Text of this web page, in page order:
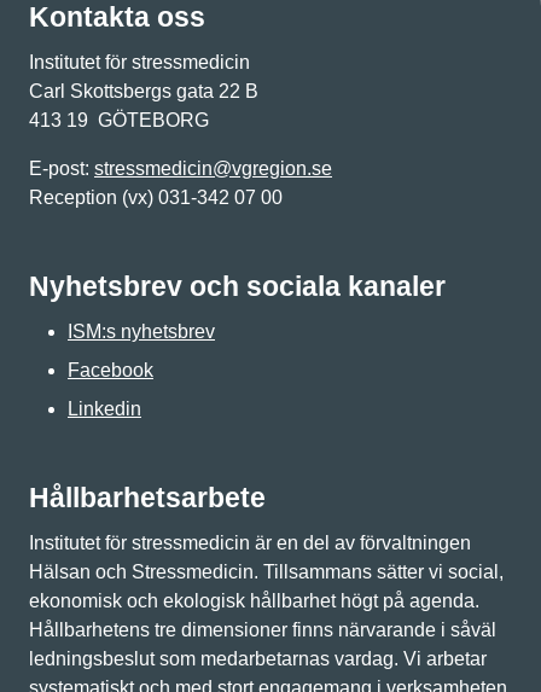
Kontakta oss
Institutet för stressmedicin
Carl Skottsbergs gata 22 B
413 19 GÖTEBORG
E-post: stressmedicin@vgregion.se
Reception (vx) 031-342 07 00
Nyhetsbrev och sociala kanaler
ISM:s nyhetsbrev
Facebook
Linkedin
Hållbarhetsarbete
Institutet för stressmedicin är en del av förvaltningen
Hälsan och Stressmedicin. Tillsammans sätter vi social,
ekonomisk och ekologisk hållbarhet högt på agenda.
Hållbarhetens tre dimensioner finns närvarande i såväl
ledningsbeslut som medarbetarnas vardag. Vi arbetar
systematiskt och med stort engagemang i verksamheten